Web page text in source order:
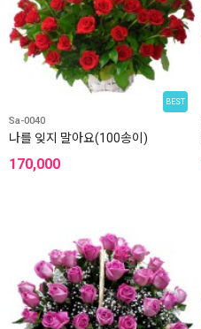
BEST
Sa-0040
나를 잊지 말아요(100송이)
170,000